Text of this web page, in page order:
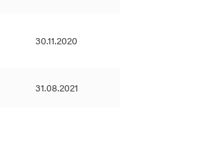
30.11.2020
31.08.2021